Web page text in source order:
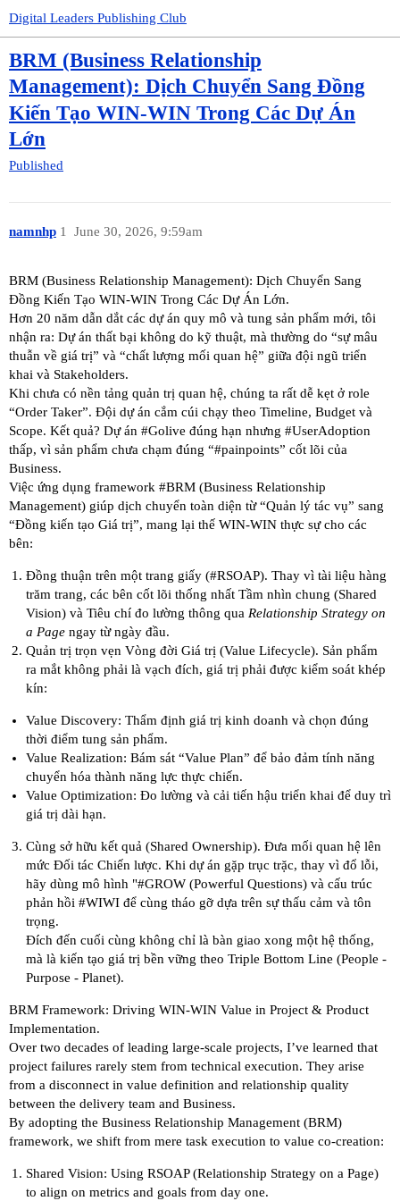
Digital Leaders Publishing Club
BRM (Business Relationship
Management): Dịch Chuyển Sang Đồng
Kiến Tạo WIN-WIN Trong Các Dự Án
Lớn
Published
namnhp June 30, 2026, 9:59am
1
BRM (Business Relationship Management): Dịch Chuyển Sang
Đồng Kiến Tạo WIN-WIN Trong Các Dự Án Lớn.
Hơn 20 năm dẫn dắt các dự án quy mô và tung sản phẩm mới, tôi
nhận ra: Dự án thất bại không do kỹ thuật, mà thường do “sự mâu
thuẫn về giá trị” và “chất lượng mối quan hệ” giữa đội ngũ triển
khai và Stakeholders.
Khi chưa có nền tảng quản trị quan hệ, chúng ta rất dễ kẹt ở role
“Order Taker”. Đội dự án cắm cúi chạy theo Timeline, Budget và
Scope. Kết quả? Dự án #Golive đúng hạn nhưng #UserAdoption
thấp, vì sản phẩm chưa chạm đúng “#painpoints” cốt lõi của
Business.
Việc ứng dụng framework #BRM (Business Relationship
Management) giúp dịch chuyển toàn diện từ “Quản lý tác vụ” sang
“Đồng kiến tạo Giá trị”, mang lại thế WIN-WIN thực sự cho các
bên:
Đồng thuận trên một trang giấy (#RSOAP). Thay vì tài liệu hàng
trăm trang, các bên cốt lõi thống nhất Tầm nhìn chung (Shared
Vision) và Tiêu chí đo lường thông qua Relationship Strategy on
a Pagengay từ ngày đầu.
Quản trị trọn vẹn Vòng đời Giá trị (Value Lifecycle). Sản phẩm
ra mắt không phải là vạch đích, giá trị phải được kiểm soát khép
kín:
Value Discovery: Thẩm định giá trị kinh doanh và chọn đúng
thời điểm tung sản phẩm.
Value Realization: Bám sát “Value Plan” để bảo đảm tính năng
chuyển hóa thành năng lực thực chiến.
Value Optimization: Đo lường và cải tiến hậu triển khai để duy trì
giá trị dài hạn.
Cùng sở hữu kết quả (Shared Ownership). Đưa mối quan hệ lên
mức Đối tác Chiến lược. Khi dự án gặp trục trặc, thay vì đổ lỗi,
hãy dùng mô hình "#GROW(Powerful Questions) và cấu trúc
phản hồi #WIWIđể cùng tháo gỡ dựa trên sự thấu cảm và tôn
trọng.
Đích đến cuối cùng không chỉ là bàn giao xong một hệ thống,
mà là kiến tạo giá trị bền vững theo Triple Bottom Line (People -
Purpose - Planet).
BRM Framework: Driving WIN-WIN Value in Project & Product
Implementation.
Over two decades of leading large-scale projects, I’ve learned that
project failures rarely stem from technical execution. They arise
from a disconnect in value definition and relationship quality
between the delivery team and Business.
By adopting the Business Relationship Management (BRM)
framework, we shift from mere task execution to value co-creation:
Shared Vision: Using RSOAP (Relationship Strategy on a Page)
to align on metrics and goals from day one.